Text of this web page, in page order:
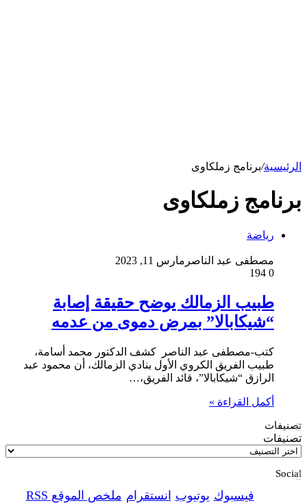
الرئيسية/برنامج زملكاوى
برنامج زملكاوى
رياضة
مصطفى عبد الناصر مارس 11, 2023
0
طبيب الزمالك يوضح حقيقة إصابة
“شيكابالا” بمرض دموى من عدمه
كتب-مصطفى عبد الناصر كشف الدكتور محمد أسامة،
طبيب الفريق الكروي الأول بنادي الزمالك، أن محمود عبد
الرازق “شيكابالا”، قائد الفريق،…
أكمل القراءة »
تصنيفات
تصنيفات
Social
فيسبوك يوتيوب انستقرام ملخص الموقع RSS